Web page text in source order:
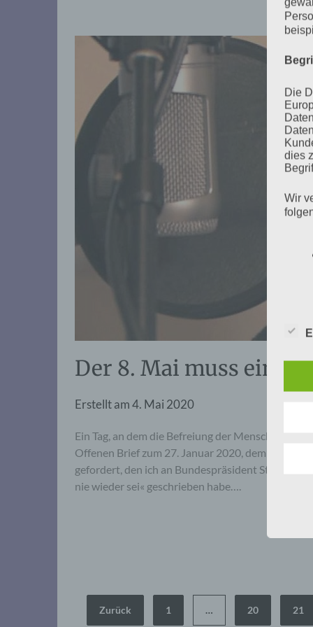
Der 8. Mai muss ein
Erstellt am4. Mai 2020
Ein Tag, an dem die Befreiung der Menschheit
Offenen Brief zum 27. Januar 2020, dem 75.
gefordert, den ich an Bundespräsident
nie wieder sei« geschrieben habe….
Seitennummerierung
Zurück 1 … 20 21
Die
dies
Wir